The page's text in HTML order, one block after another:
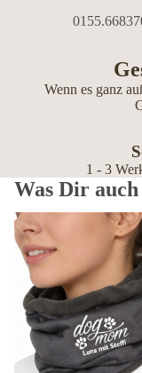
Wenn es ganz
1 - 3
Was Dir
Schlauchschals &